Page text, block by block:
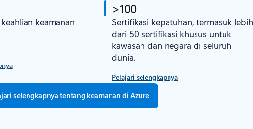
keamanan
>100
Sertifikasi kepatuhan, termasuk lebih
dari 50 sertifikasi khusus untuk
kawasan dan negara di seluruh
dunia.
Pelajari selengkapnya
selengkapnya tentang keamanan di Azure